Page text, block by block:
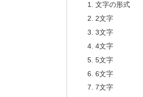
文字の形式
2文字
3文字
4文字
5文字
6文字
7文字